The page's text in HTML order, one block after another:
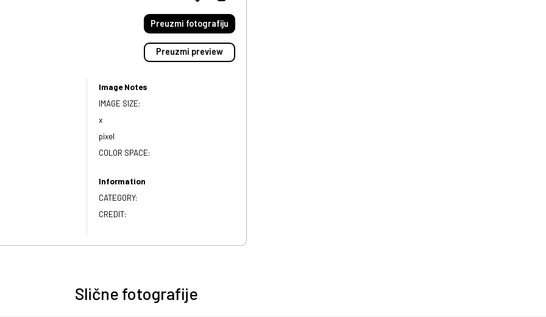
Preuzmi fotografiju
Preuzmi preview
Image Notes
IMAGE SIZE:
x
pixel
COLOR SPACE:
Information
CATEGORY:
CREDIT:
Slične fotografije